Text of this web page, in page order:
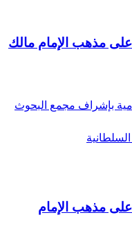
على مذهب الإمام مالك
بإشراف مجمع البحوث
على مذهب الإمام